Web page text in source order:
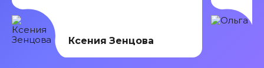
Ксения Зенцова